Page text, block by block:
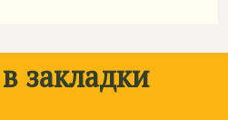
закладки